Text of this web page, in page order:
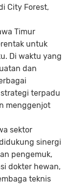
City Forest,
Timur
untuk
Di waktu yang
dan
terpadu
menggenjot
sektor
sinergi
pengemuk,
dokter hewan,
teknis